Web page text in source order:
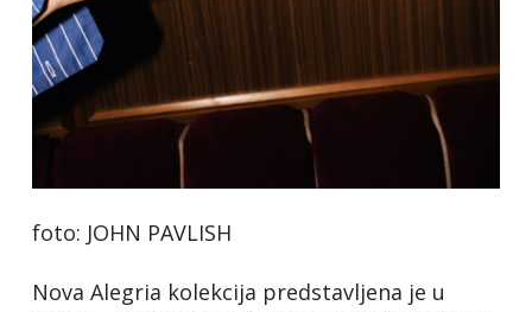
foto: JOHN PAVLISH
Nova Alegria kolekcija predstavljena je u